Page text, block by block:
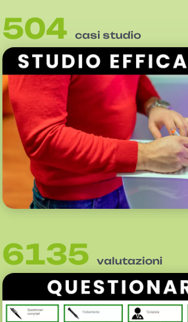
504 casi studio
6135 valutazioni